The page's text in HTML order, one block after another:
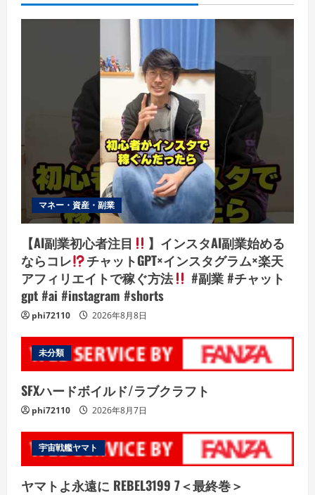
マネー・資産・副業
【AI副業初心者注目
】インスタAI副業始める
ならコレ
チャットGPT×インスタグラム×楽天
アフィリエイトで稼ぐ方法
#副業 #チャット
gpt #ai #instagram #shorts
phi72110 2026年8月8日
未分類
SFXハードボイルド/ラブクラフト
phi72110 2026年8月7日
宇宙戦艦ヤマト
ヤマトよ永遠に REBEL3199 7＜最終巻＞